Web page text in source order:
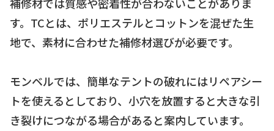
す。TCとは、ポリエステルとコットンを混ぜた生
地で、素材に合わせた補修材選びが必要です。
モンベルでは、簡単なテントの破れにはリペアシー
トを使えるとしており、小穴を放置すると大きな引
き裂けにつながる場合があると案内しています。